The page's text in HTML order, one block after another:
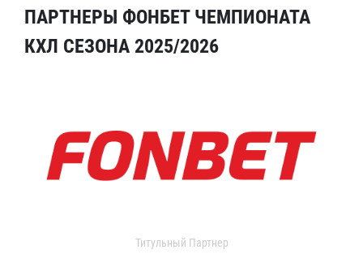
ПАРТНЕРЫ ФОНБЕТ ЧЕМПИОНАТА
КХЛ СЕЗОНА 2025/2026
Титульный Партнер